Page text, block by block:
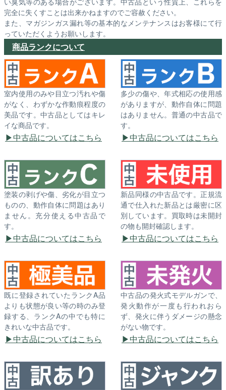
完全に失くすことは出来かねますのでご容赦ください。
また、マガジンガス漏れ等の基本的なメンテナンスはお客様にて行
っていただくようお願いします。
商品ランクについて
室内使用のみや目立つ汚れや傷
がなく、わずかな作動痕程度の
美品です。中古品としてはキレ
イな商品です。
中古品についてはこちら
多少の傷や、年式相応の使用感
がありますが、動作自体に問題
はありません。普通の中古品で
す。
中古品についてはこちら
塗装の剥げや傷、劣化が目立つ
ものの、動作自体に問題はあり
ません。充分使える中古品で
す。
中古品についてはこちら
新品同様の中古品です。正規流
通で仕入れた新品とは厳密に区
別しています。買取時は未開封
の物も開封確認します。
中古品についてはこちら
既に登録されていたランクA品
よりも状態が良い等の時のみ登
録する、ランクAの中でも特に
きれいな中古品です。
中古品についてはこちら
中古品の発火式モデルガンで、
発火動作が一度も行われおら
ず、発火に伴うダメージの懸念
がない物です。
中古品についてはこちら